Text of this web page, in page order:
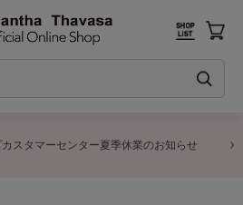
スタマーセンター夏季休業のお知らせ